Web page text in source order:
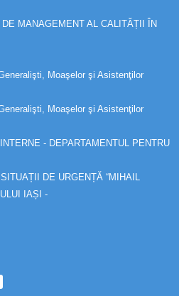
MANAGEMENT AL CALITĂȚII ÎN
Moaşelor şi Asistenţilor
Moaşelor şi Asistenţilor
- DEPARTAMENTUL PENTRU
DE URGENȚĂ “MIHAIL
IAȘI -